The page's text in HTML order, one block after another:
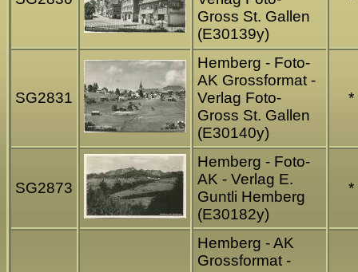
Gross St. Gallen
(E30139y)
SG2831
Hemberg - Foto-
AK Grossformat -
Verlag Foto-
Gross St. Gallen
(E30140y)
*
SG2873
Hemberg - Foto-
AK - Verlag E.
Guntli Hemberg
(E30182y)
*
Hemberg - AK
Grossformat -